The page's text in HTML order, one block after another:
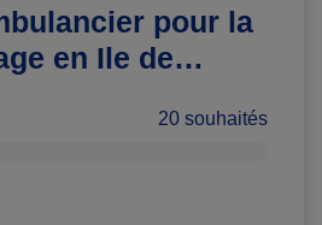
pour la
en Ile de
20 souhaités